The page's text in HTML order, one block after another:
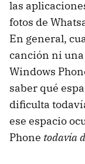
las
fotos de
En general,
canción ni
Windows
saber qué
dificulta
ese espacio
Phone todavía